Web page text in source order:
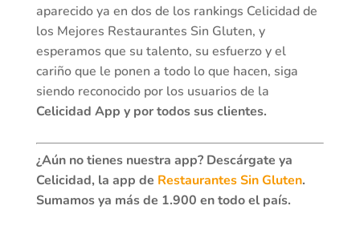
aparecido ya en dos de los rankings Celicidad de
los Mejores Restaurantes Sin Gluten, y
esperamos que su talento, su esfuerzo y el
cariño que le ponen a todo lo que hacen, siga
siendo reconocido por los usuarios de la
Celicidad App y por todos sus clientes.
¿Aún no tienes nuestra app? Descárgate ya
Celicidad, la app de Restaurantes Sin Gluten.
Sumamos ya más de 1.900 en todo el país.